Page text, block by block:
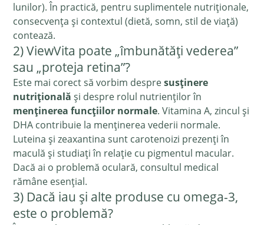
lunilor). În practică, pentru suplimentele nutriționale,
consecvența și contextul (dietă, somn, stil de viață)
contează.
2) ViewVita poate „îmbunătăți vederea”
sau „proteja retina”?
Este mai corect să vorbim despresusținere
nutrițională și despre rolul nutrienților în
menținerea funcțiilor normale. Vitamina A, zincul și
DHA contribuie la menținerea vederii normale.
Luteina și zeaxantina sunt carotenoizi prezenți în
maculă și studiați în relație cu pigmentul macular.
Dacă ai o problemă oculară, consultul medical
rămâne esențial.
3) Dacă iau și alte produse cu omega-3,
este o problemă?